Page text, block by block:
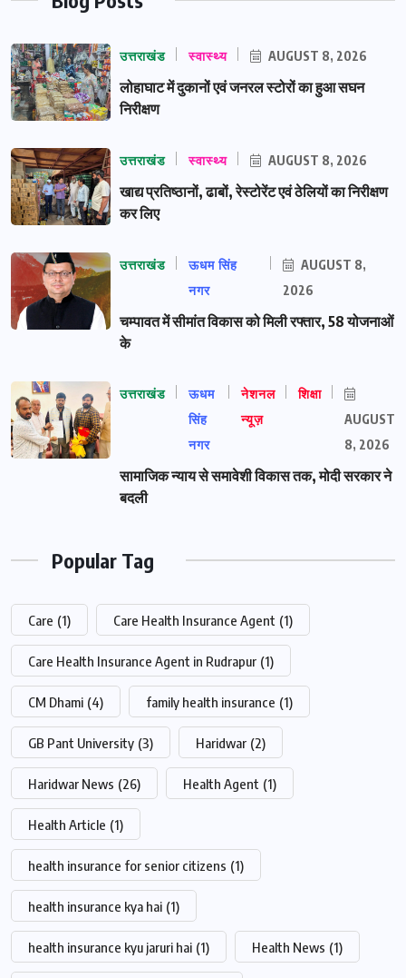
उत्तराखंड स्वास्थ्य AUGUST 8, 2026
लोहाघाट में दुकानों एवं जनरल स्टोरों का हुआ सघन
निरीक्षण
उत्तराखंड स्वास्थ्य AUGUST 8, 2026
खाद्य प्रतिष्ठानों, ढाबों, रेस्टोरेंट एवं ठेलियों का निरीक्षण
कर लिए
उत्तराखंड
ऊधम सिंह
नगर
AUGUST 8,
2026
चम्पावत में सीमांत विकास को मिली रफ्तार, 58 योजनाओं
के
उत्तराखंड
ऊधम
सिंह
नगर
नेशनल
न्यूज़
शिक्षा
AUGUST
8, 2026
सामाजिक न्याय से समावेशी विकास तक, मोदी सरकार ने
बदली
Popular Tag
Care (1) Care Health Insurance Agent (1)
Care Health Insurance Agent in Rudrapur (1)
CM Dhami (4) family health insurance (1)
GB Pant University (3) Haridwar (2)
Haridwar News (26) Health Agent (1)
Health Article (1)
health insurance for senior citizens (1)
health insurance kya hai (1)
health insurance kyu jaruri hai (1) Health News (1)